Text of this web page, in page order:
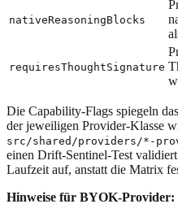
nativeReasoningBlocks
requiresThoughtSignature
Die Capability-Flags spiegeln
der jeweiligen Provider-Klasse
src/shared/providers/*-
einen Drift-Sentinel-Test
Laufzeit auf, anstatt die Matrix
Hinweise für BYOK-Provider: